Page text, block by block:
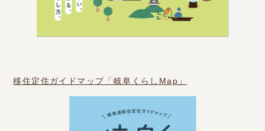
移住定住ガイドマップ「岐阜くらしMap」